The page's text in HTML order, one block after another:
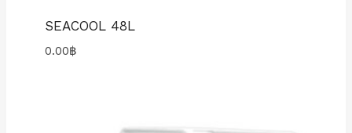
SEACOOL 48L
0.00฿